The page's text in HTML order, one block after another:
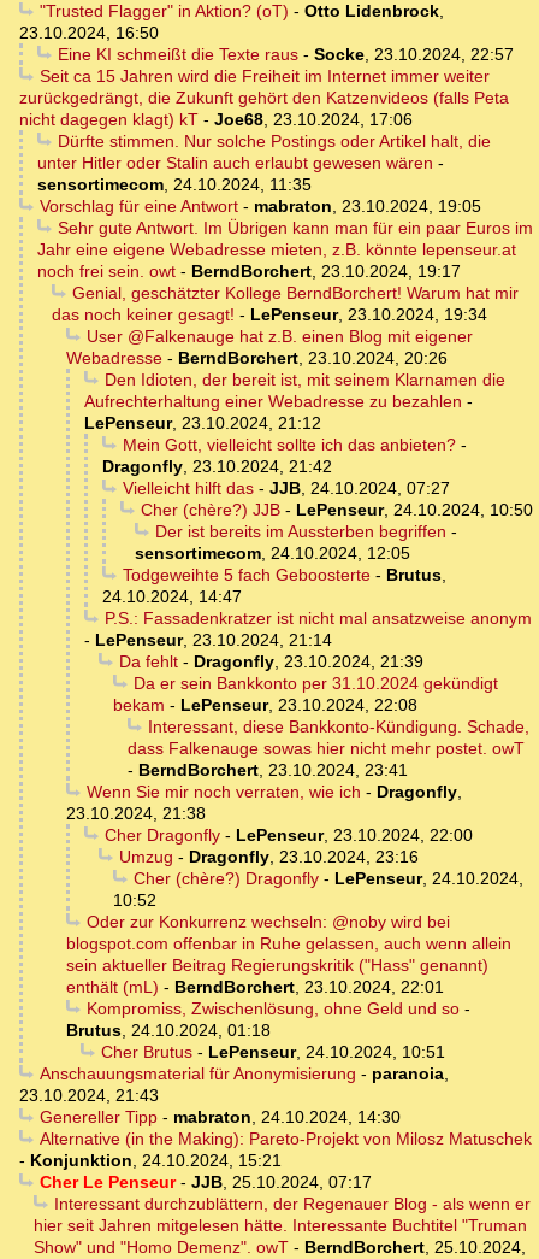
"Trusted Flagger" in Aktion? (oT) - Otto Lidenbrock,
23.10.2024, 16:50
Eine KI schmeißt die Texte raus- Socke, 23.10.2024, 22:57
Seit ca 15 Jahren wird die Freiheit im Internet immer weiter
zurückgedrängt, die Zukunft gehört den Katzenvideos (falls Peta
nicht dagegen klagt) kT - Joe68, 23.10.2024, 17:06
Dürfte stimmen. Nur solche Postings oder Artikel halt, die
unter Hitler oder Stalin auch erlaubt gewesen wären -
sensortimecom, 24.10.2024, 11:35
Vorschlag für eine Antwort- mabraton, 23.10.2024, 19:05
Sehr gute Antwort. Im Übrigen kann man für ein paar Euros im
Jahr eine eigene Webadresse mieten, z.B. könnte lepenseur.at
noch frei sein. owt - BerndBorchert, 23.10.2024, 19:17
Genial, geschätzter Kollege BerndBorchert! Warum hat mir
das noch keiner gesagt! - LePenseur, 23.10.2024, 19:34
User @Falkenauge hat z.B. einen Blog mit eigener
Webadresse - BerndBorchert, 23.10.2024, 20:26
Den Idioten, der bereit ist, mit seinem Klarnamen die
Aufrechterhaltung einer Webadresse zu bezahlen -
LePenseur, 23.10.2024, 21:12
Mein Gott, vielleicht sollte ich das anbieten?-
Dragonfly, 23.10.2024, 21:42
Vielleicht hilft das- JJB, 24.10.2024, 07:27
Cher (chère?) JJB- LePenseur, 24.10.2024, 10:50
Der ist bereits im Aussterben begriffen -
sensortimecom, 24.10.2024, 12:05
Todgeweihte 5 fach Geboosterte- Brutus,
24.10.2024, 14:47
P.S.: Fassadenkratzer ist nicht mal ansatzweise anonym
- LePenseur, 23.10.2024, 21:14
Da fehlt- Dragonfly, 23.10.2024, 21:39
Da er sein Bankkonto per 31.10.2024 gekündigt
bekam - LePenseur, 23.10.2024, 22:08
Interessant, diese Bankkonto-Kündigung. Schade,
dass Falkenauge sowas hier nicht mehr postet. owT
- BerndBorchert, 23.10.2024, 23:41
Wenn Sie mir noch verraten, wie ich - Dragonfly,
23.10.2024, 21:38
Cher Dragonfly- LePenseur, 23.10.2024, 22:00
Umzug - Dragonfly, 23.10.2024, 23:16
Cher (chère?) Dragonfly- LePenseur, 24.10.2024,
10:52
Oder zur Konkurrenz wechseln: @noby wird bei
blogspot.com offenbar in Ruhe gelassen, auch wenn allein
sein aktueller Beitrag Regierungskritik ("Hass" genannt)
enthält (mL) - BerndBorchert, 23.10.2024, 22:01
Kompromiss, Zwischenlösung, ohne Geld und so-
Brutus, 24.10.2024, 01:18
Cher Brutus- LePenseur, 24.10.2024, 10:51
Anschauungsmaterial für Anonymisierung - paranoia,
23.10.2024, 21:43
Genereller Tipp- mabraton, 24.10.2024, 14:30
Alternative (in the Making): Pareto-Projekt von Milosz Matuschek
- Konjunktion, 24.10.2024, 15:21
Cher Le Penseur- JJB, 25.10.2024, 07:17
Interessant durchzublättern, der Regenauer Blog - als wenn er
hier seit Jahren mitgelesen hätte. Interessante Buchtitel "Truman
Show" und "Homo Demenz". owT - BerndBorchert, 25.10.2024,